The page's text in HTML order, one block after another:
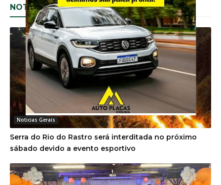
NOTÍCIAS RELACIONADAS
Noticias Gerais
Serra do Rio do Rastro será interditada no próximo
sábado devido a evento esportivo